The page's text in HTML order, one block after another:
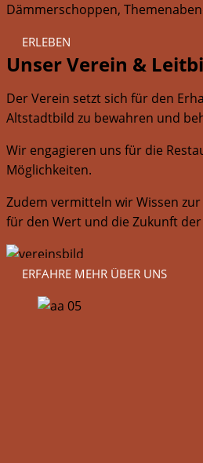
Dämmerschoppen,
ERLEBEN
Unser Verein &
Der Verein setzt sich für den
Altstadtbild zu bewahren und
Wir engagieren uns für die
Möglichkeiten.
Zudem vermitteln wir Wissen
für den Wert und die Zukunft
ERFAHRE MEHR ÜBER UNS